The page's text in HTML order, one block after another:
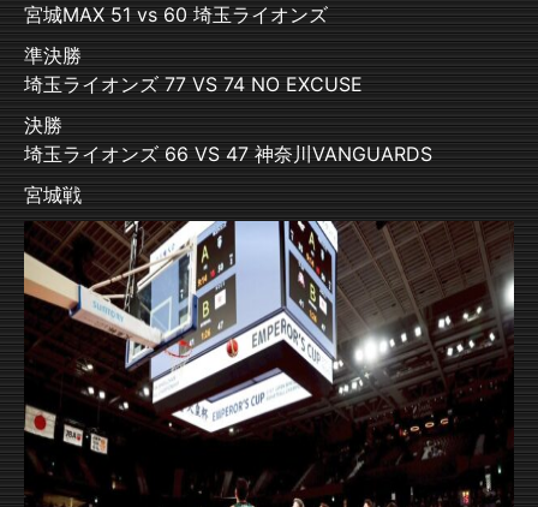
宮城MAX 51 vs 60 埼玉ライオンズ
準決勝
埼玉ライオンズ 77 VS 74 NO EXCUSE
決勝
埼玉ライオンズ 66 VS 47 神奈川VANGUARDS
宮城戦